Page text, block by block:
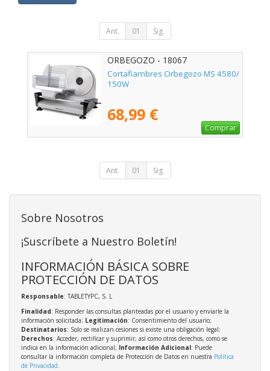
Ant. 01 Sig.
ORBEGOZO - 18067
Cortafiambres Orbegozo MS 4580/
150W
68,99 €
Comprar
Ant. 01 Sig.
Sobre Nosotros
¡Suscríbete a Nuestro Boletín!
INFORMACIÓN BÁSICA SOBRE
PROTECCIÓN DE DATOS
Responsable: TABLETYPC, S. L
Finalidad: Responder las consultas planteadas por el usuario y enviarle la
información solicitada; Legitimación: Consentimiento del usuario;
Destinatarios: Solo se realizan cesiones si existe una obligación legal;
Derechos: Acceder, rectificar y suprimir, así como otros derechos, como se
indica en la información adicional; Información Adicional: Puede
consultar la información completa de Protección de Datos en nuestra Política
de Privacidad.